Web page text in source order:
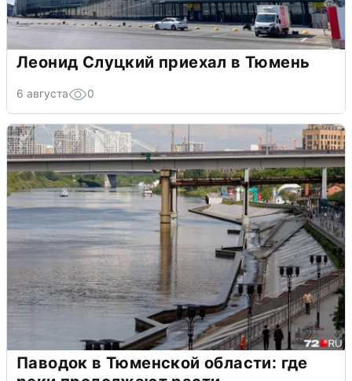
Леонид Слуцкий приехал в Тюмень
6 августа 0
Паводок в Тюменской области: где